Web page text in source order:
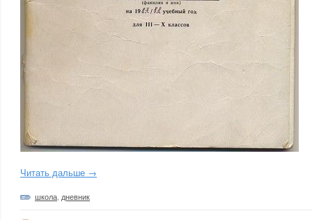
Читать дальше →
школа дневник